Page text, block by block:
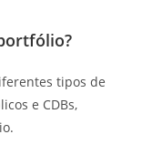
tipos de
e CDBs,